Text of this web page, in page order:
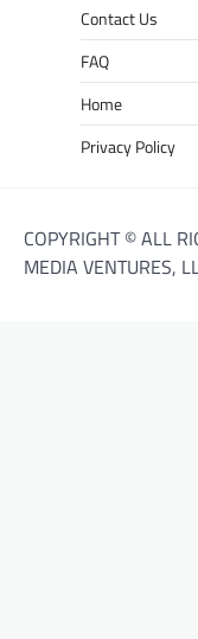
Contact Us
FAQ
Home
Privacy Policy
COPYRIGHT © ALL
MEDIA VENTURES,